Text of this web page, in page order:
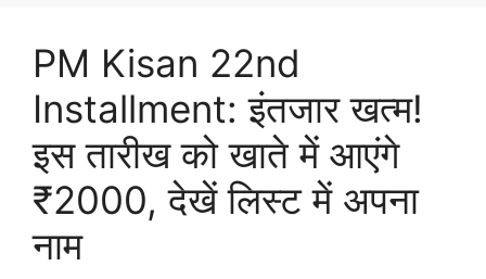
PM Kisan 22nd
Installment: इंतजार खत्म!
इस तारीख को खाते में आएंगे
₹2000, देखें लिस्ट में अपना
नाम